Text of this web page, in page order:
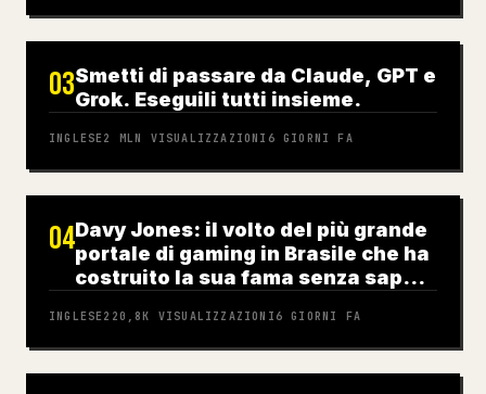
03Smetti di passare da Claude, GPT e
Grok. Eseguili tutti insieme.
INGLESE 2 MLN VISUALIZZAZIONI 6 GIORNI FA
04Davy Jones: il volto del più grande
portale di gaming in Brasile che ha
costruito la sua fama senza saper
INGLESE 220,8K VISUALIZZAZIONI 6 GIORNI FA